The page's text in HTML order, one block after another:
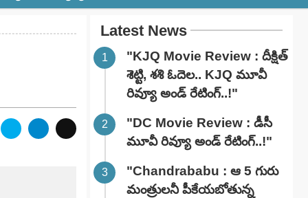
Latest News
"KJQ Movie Review : దీక్షిత్
శెట్టి, శశి ఓదెల.. KJQ మూవీ
రివ్యూ అండ్ రేటింగ్‌..!"
"DC Movie Review : డీసీ
మూవీ రివ్యూ అండ్ రేటింగ్‌..!"
"Chandrababu : ఆ 5 గురు
మంత్రులనీ పీకేయబోతున్న